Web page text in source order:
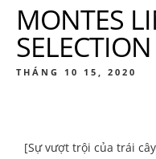
MONTES
SELECTION
THÁNG 10 15, 2020
[Sự vượt trội của trái